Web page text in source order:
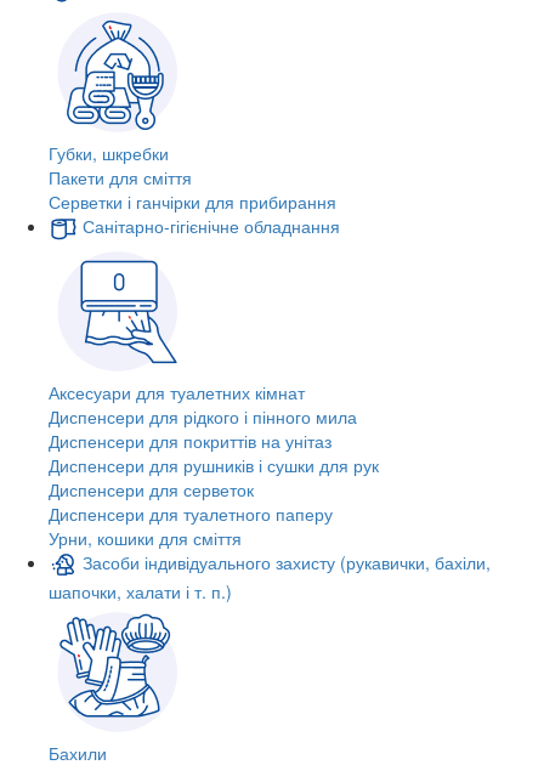
Губки, шкребки
Пакети для сміття
Серветки і ганчірки для прибирання
Санітарно-гігієнічне обладнання
Аксесуари для туалетних кімнат
Диспенсери для рідкого і пінного мила
Диспенсери для покриттів на унітаз
Диспенсери для рушників і сушки для рук
Диспенсери для серветок
Диспенсери для туалетного паперу
Урни, кошики для сміття
Засоби індивідуального захисту (рукавички, бахіли,
шапочки, халати і т. п.)
Бахили